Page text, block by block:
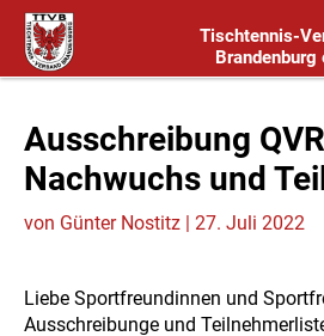
Tischtennis-
Brandenburg
Ausschreibung
Nachwuchs und
von Günter Nostitz | 27. Juli 2022
Liebe Sportfreundinnen und
Ausschreibunge und